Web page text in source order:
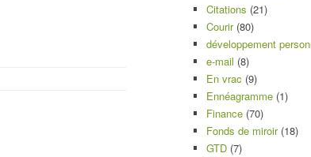
Citations (21)
Courir(80)
développement
e-mail (8)
En vrac (9)
Ennéagramme (1)
Finance (70)
Fonds de miroir(18)
GTD (7)